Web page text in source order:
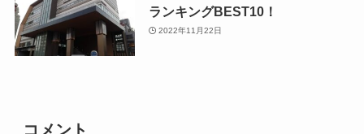
ランキングBEST10！
2022年11月22日
コメント